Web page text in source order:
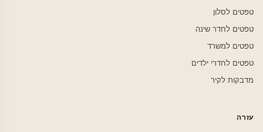
טפטים לסלון
טפטים לחדר שינה
טפטים למשרד
טפטים לחדרי ילדים
מדבקות לקיר
עזרה